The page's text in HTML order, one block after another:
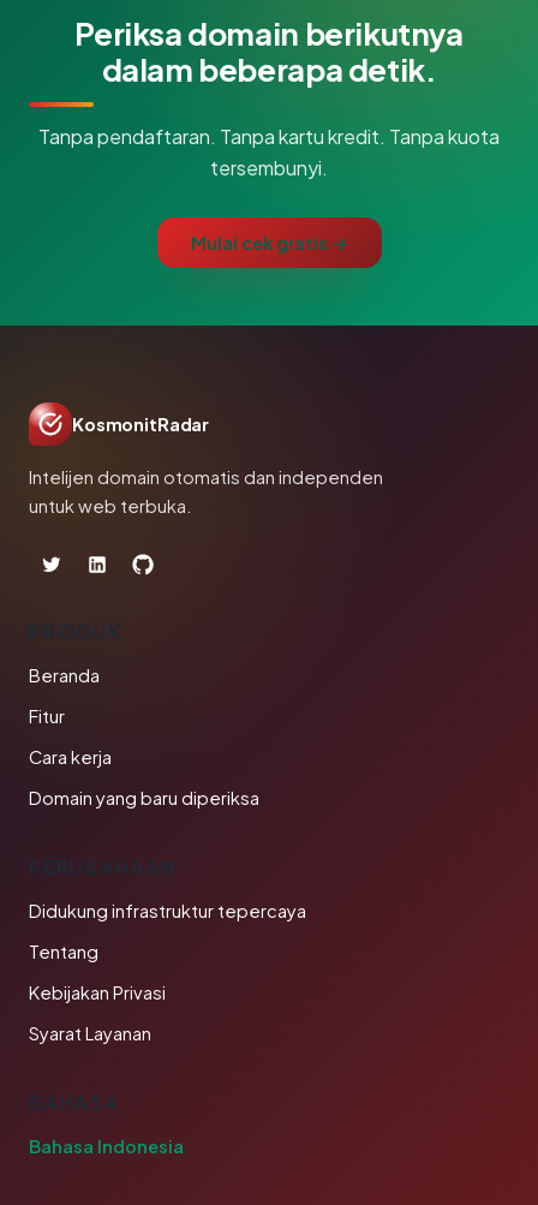
Periksa domain berikutnya
dalam beberapa detik.
Tanpa pendaftaran. Tanpa kartu kredit. Tanpa kuota
tersembunyi.
Mulai cek gratis →
KosmonitRadar
Intelijen domain otomatis dan independen
untuk web terbuka.
PRODUK
Beranda
Fitur
Cara kerja
Domain yang baru diperiksa
PERUSAHAAN
Didukung infrastruktur tepercaya
Tentang
Kebijakan Privasi
Syarat Layanan
BAHASA
Bahasa Indonesia